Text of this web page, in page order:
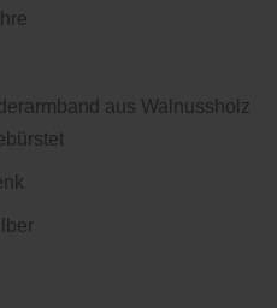
aus Walnussholz